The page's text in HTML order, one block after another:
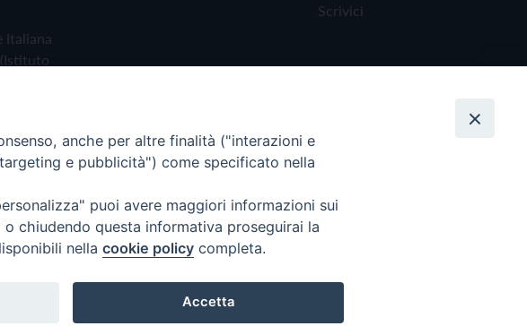
Italiana
Scrivici
anche per altre finalità ("interazioni e
e pubblicità") come specificato nella
puoi avere maggiori informazioni sui
chiudendo questa informativa proseguirai la
nella cookie policy completa.
Accetta